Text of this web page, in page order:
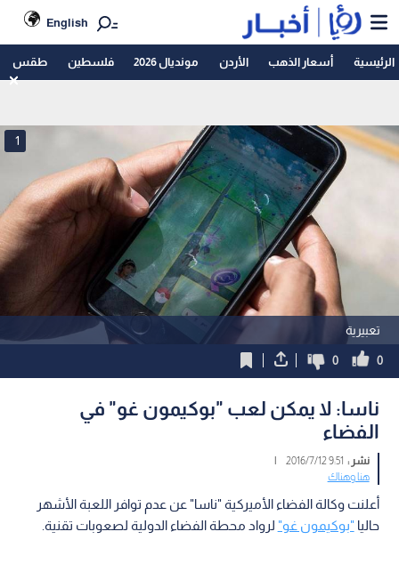
English
الرئيسية أسعار الذهب الأردن مونديال 2026 فلسطين طقس
تعبيرية
1
0
0
ناسا: لا يمكن لعب "بوكيمون غو" في
الفضاء
نشر : 9:51 2016/7/12
|
هنا وهناك
أعلنت وكالة الفضاء الأميركية "ناسا" عن عدم توافر اللعبة الأشهر
حاليا "بوكيمون غو" لرواد محطة الفضاء الدولية لصعوبات تقنية.